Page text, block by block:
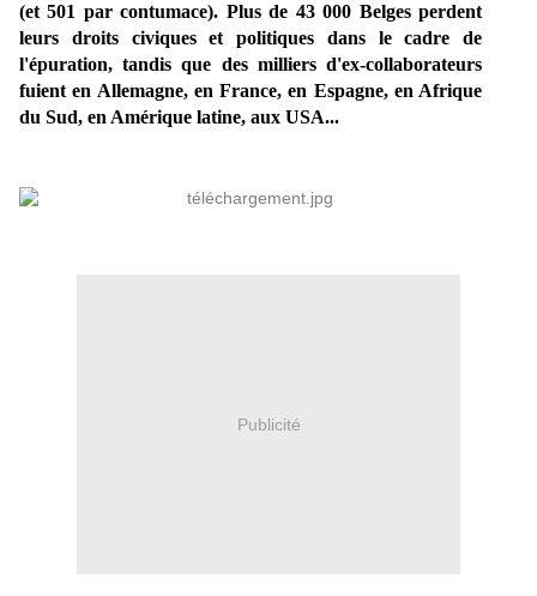
(et 501 par contumace). Plus de 43 000 Belges perdent
leurs droits civiques et politiques dans le cadre de
l'épuration, tandis que des milliers d'ex-collaborateurs
fuient en Allemagne, en France, en Espagne, en Afrique
du Sud, en Amérique latine, aux USA...
Publicité